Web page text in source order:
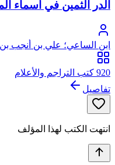
الدر الثمين في أسماء
ابن الساعي؛ علي بن أنجب
الدين ابن الساعي
920 كتب التراجم والأعلام
تفاصيل
انتهت الكتب لهذا المؤلف